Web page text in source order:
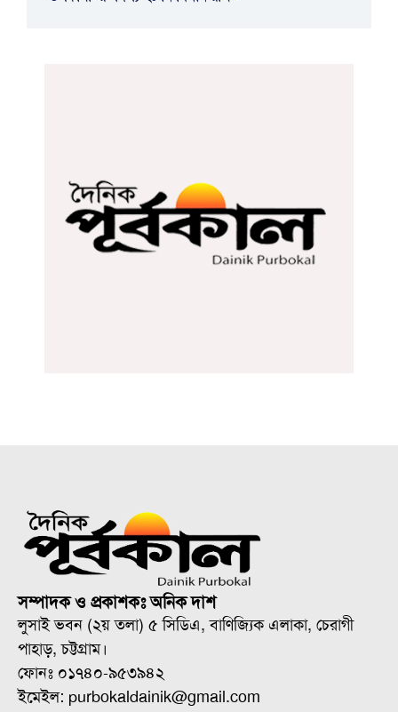
সম্পাদক ও প্রকাশকঃ অনিক দাশ
লুসাই ভবন (২য় তলা) ৫ সিডিএ, বাণিজ্যিক এলাকা, চেরাগী
পাহাড়, চট্টগ্রাম।
ফোনঃ ০১৭৪০-৯৫৩৯৪২
ইমেইল: purbokaldainik@gmail.com